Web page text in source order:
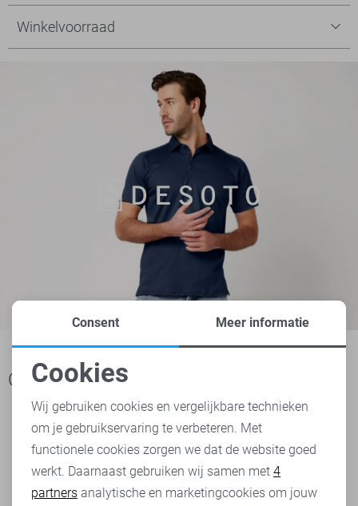
Winkelvoorraad
Ook het bekijken waard
Noodzakelijke cookies
Personalisatie cookies
Analytische cookies
Consent Meer informatie
Cookies
Wij gebruiken cookies en vergelijkbare technieken
om je gebruikservaring te verbeteren. Met
functionele cookies zorgen we dat de website goed
werkt. Daarnaast gebruiken wij samen met 4
partners analytische en marketingcookies om jouw